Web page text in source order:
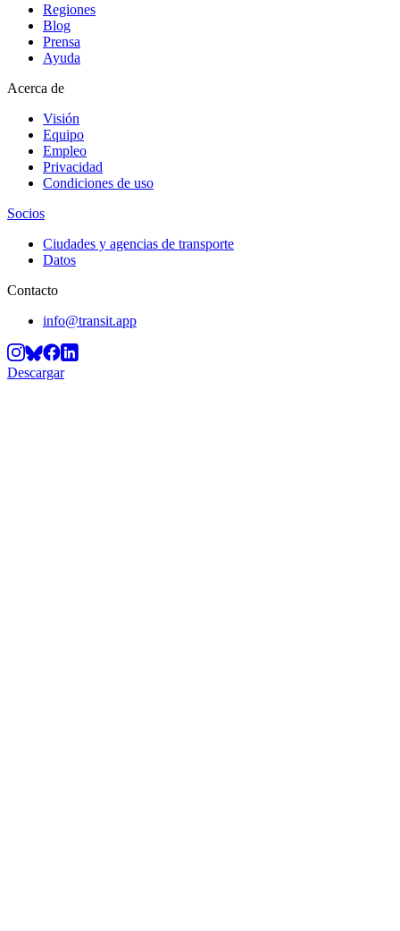
Regiones
Blog
Prensa
Ayuda
Acerca de
Visión
Equipo
Empleo
Privacidad
Condiciones de uso
Socios
Ciudades y agencias de transporte
Datos
Contacto
info@transit.app
Descargar